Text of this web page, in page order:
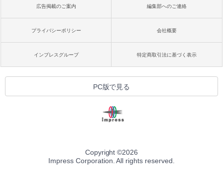
広告掲載のご案内 編集部へのご連絡
プライバシーポリシー 会社概要
インプレスグループ 特定商取引法に基づく表示
PC版で見る
Copyright ©2026
Impress Corporation. All rights reserved.